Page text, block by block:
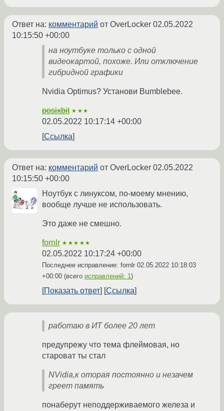
Ответ на: комментарий от OverLocker 02.05.2022
10:15:50 +00:00
на ноутбуке только с одной
видеокартой, похоже. Или отключение
гибридной графики
Nvidia Optimus? Установи Bumblebee.
posixbit ★★★
02.05.2022 10:17:14 +00:00
Ссылка
Ответ на: комментарий от OverLocker 02.05.2022
10:15:50 +00:00
Ноутбук с линуксом, по-моему мнению,
вообще лучше не использовать.
Это даже не смешно.
fornlr ★★★★★
02.05.2022 10:17:24 +00:00
Последнее исправление: fornlr 02.05.2022 10:18:03
+00:00 (всего исправлений: 1)
Показать ответ Ссылка
работаю в ИТ более 20 лет
предупрежу что тема флеймовая, но
староват ты стал
NVidia,к оторая постоянно и незачем
греет память
понаберут неподдерживаемого железа и